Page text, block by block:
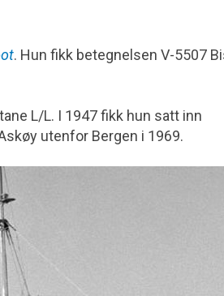
. Hun fikk betegnelsen V-5507
L/L. I 1947 fikk hun satt inn
utenfor Bergen i 1969.